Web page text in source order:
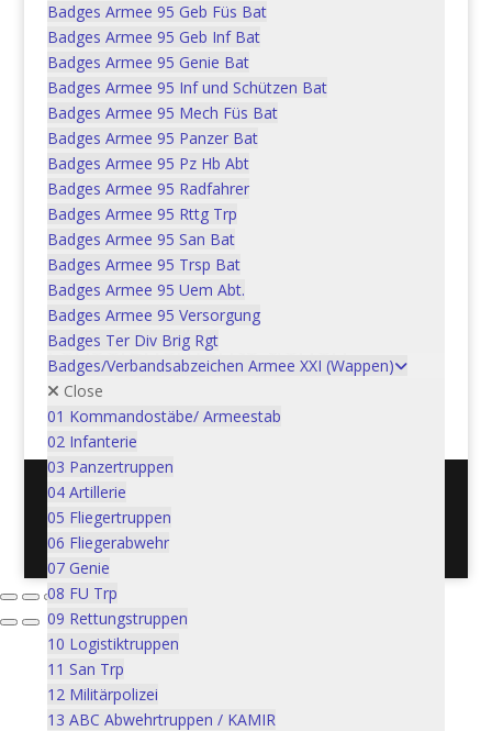
Badges Armee 95 Geb Füs Bat
Badges Armee 95 Geb Inf Bat
Badges Armee 95 Genie Bat
Badges Armee 95 Inf und Schützen Bat
Badges Armee 95 Mech Füs Bat
Badges Armee 95 Panzer Bat
Badges Armee 95 Pz Hb Abt
Badges Armee 95 Radfahrer
Badges Armee 95 Rttg Trp
Badges Armee 95 San Bat
Badges Armee 95 Trsp Bat
Badges Armee 95 Uem Abt.
Badges Armee 95 Versorgung
Badges Ter Div Brig Rgt
Badges/Verbandsabzeichen Armee XXI (Wappen)
Close
01 Kommandostäbe/ Armeestab
02 Infanterie
03 Panzertruppen
04 Artillerie
05 Fliegertruppen
06 Fliegerabwehr
07 Genie
08 FU Trp
09 Rettungstruppen
10 Logistiktruppen
11 San Trp
12 Militärpolizei
13 ABC Abwehrtruppen / KAMIR
Atemschutzgeräteträger |
Porteur de protection
respiratoire
CHF5.00 In den Warenkorb
Flieger Beobachtungs – und
Meldedienst | Service de
renseignements aérien
CHF5.00
Postadresse: Verein Schweizer Armeemuseum, 3600
Thun / Mail: info@armeemuseum.ch